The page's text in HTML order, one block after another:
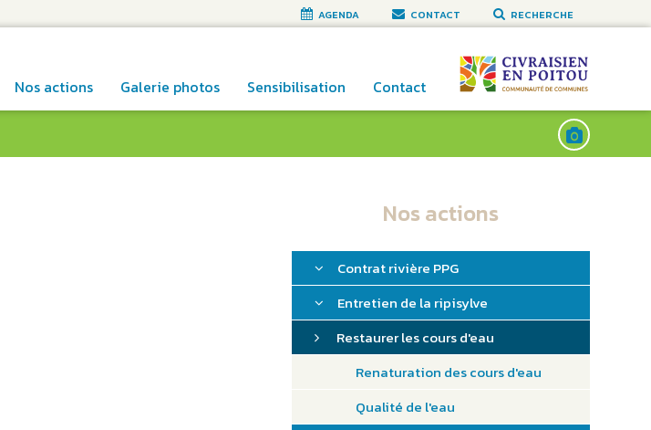
RECHERCHE
CONTACT
AGENDA
Nos actions Galerie photos Sensibilisation Contact
Nos actions
Contrat rivière PPG
Entretien de la ripisylve
Restaurer les cours d'eau
Renaturation des cours d'eau
Qualité de l'eau